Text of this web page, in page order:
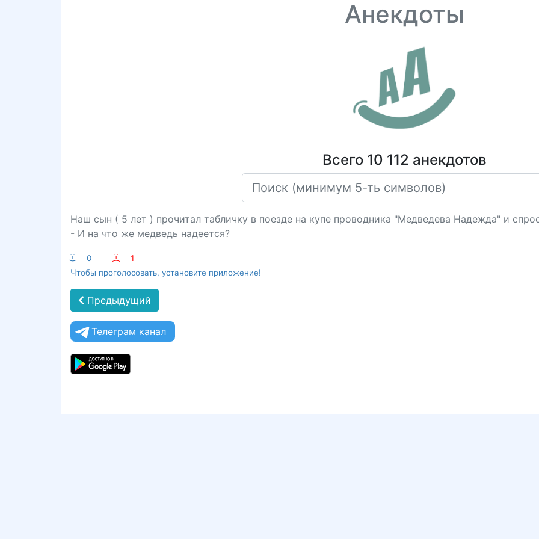
Анекдоты
Всего 10 112 анекдотов
Наш сын ( 5 лет ) прочитал табличку в поезде на купе проводника "Медведева Надежда" и
- И на что же медведь надеется?
:-) 0 :-(
1
Чтобы проголосовать, установите приложение!
Предыдущий
Телеграм канал